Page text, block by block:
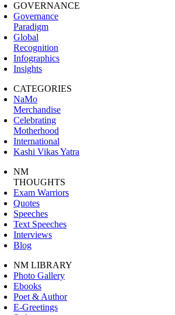
GOVERNANCE
Governance
Paradigm
Global
Recognition
Infographics
Insights
CATEGORIES
NaMo
Merchandise
Celebrating
Motherhood
International
Kashi Vikas Yatra
NM
THOUGHTS
Exam Warriors
Quotes
Speeches
Text Speeches
Interviews
Blog
NM LIBRARY
Photo Gallery
Ebooks
Poet & Author
E-Greetings